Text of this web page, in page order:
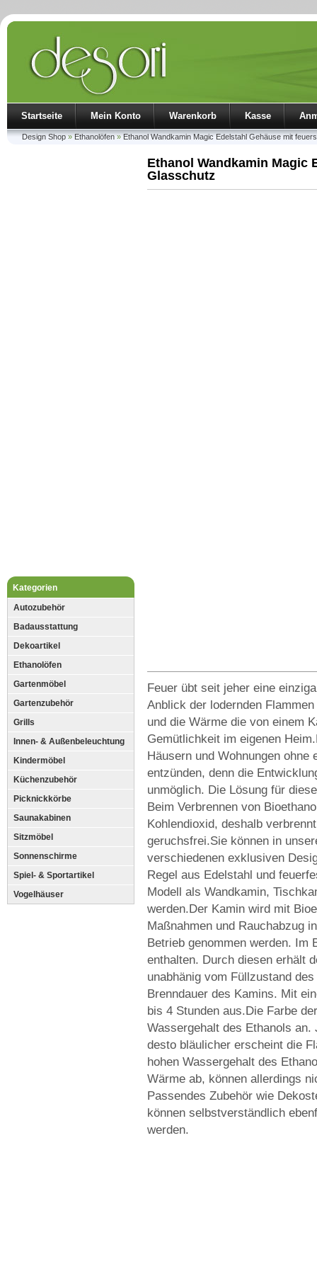
Startseite Mein Konto Warenkorb Kasse
Design Shop»Ethanolöfen»Ethanol Wandkamin Magic Edelstahl Gehäuse mit
Kategorien
Autozubehör
Badausstattung
Dekoartikel
Ethanolöfen
Gartenmöbel
Gartenzubehör
Grills
Innen- & Außenbeleuchtung
Kindermöbel
Küchenzubehör
Picknickkörbe
Saunakabinen
Sitzmöbel
Sonnenschirme
Spiel- & Sportartikel
Vogelhäuser
Ethanol Wandkamin Magic
Glasschutz
Feuer übt seit jeher eine
Anblick der lodernden
und die Wärme die von einem
Gemütlichkeit im eigenen
Häusern und Wohnungen ohne
entzünden, denn die
unmöglich. Die Lösung für
Beim Verbrennen von
Kohlendioxid, deshalb
geruchsfrei.Sie können in
verschiedenen exklusiven
Regel aus Edelstahl und
Modell als Wandkamin,
werden.Der Kamin wird mit
Maßnahmen und Rauchabzug
Betrieb genommen werden.
enthalten. Durch diesen erhält
unabhänig vom Füllzustand
Brenndauer des Kamins. Mit
bis 4 Stunden aus.Die Farbe
Wassergehalt des Ethanols
desto bläulicher erscheint die
hohen Wassergehalt des
Wärme ab, können allerdings
Passendes Zubehör wie
können selbstverständlich
werden.